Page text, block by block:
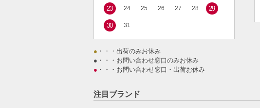
23 24 25 26 27 28 29
30 31
● ・・・出荷のみお休み
● ・・・お問い合わせ窓口のみお休み
● ・・・お問い合わせ窓口・出荷お休み
注目ブランド